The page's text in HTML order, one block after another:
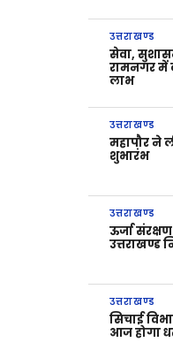
उत्तराखण्ड
सेवा,
रामनगर में
लाभ
उत्तराखण्ड
महापौर ने
शुभारंभ
उत्तराखण्ड
ऊर्जा
उत्तराखण्ड
उत्तराखण्ड
सिचाई
आज होगा